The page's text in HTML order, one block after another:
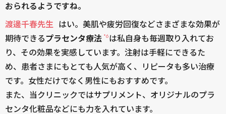
おられるようですね。
渡邊千春先生
はい。美肌や疲労回復などさまざまな効果が
期待できるプラセンタ療法 *6は私自身も毎週取り入れてお
り、その効果を実感しています。注射は手軽にできるた
め、患者さまにもとても人気が高く、リピータも多い治療
です。女性だけでなく男性にもおすすめです。
また、当クリニックではサプリメント、オリジナルのプラ
センタ化粧品などにも力を入れています。